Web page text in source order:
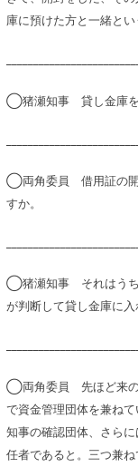
庫に預けた方と一緒とい
◯猪瀬知事 貸し金庫を
◯両角委員 借用証の開
すか。
◯猪瀬知事 それはうち
が判断して貸し金庫に入
◯両角委員 先ほど来の
で資金管理団体を兼ね
知事の確認団体、さら
任者であると。三つ兼